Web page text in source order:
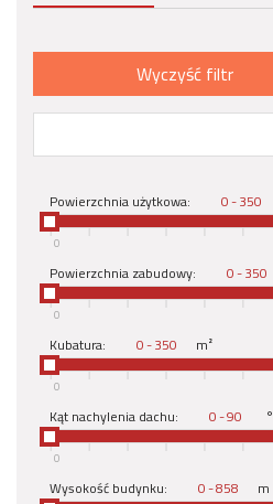
Wyczyść filtr
Powierzchnia użytkowa: -
0
Powierzchnia zabudowy: -
0
Kubatura: - m²
0
Kąt nachylenia dachu: - °
0
Wysokość budynku: - m